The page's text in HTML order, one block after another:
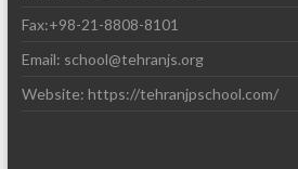
Fax:+98-21-8808-8101
Email: school@tehranjs.org
Website: https://tehranjpschool.com/